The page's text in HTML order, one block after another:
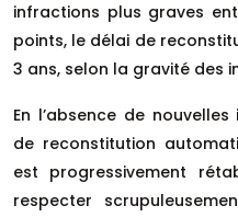
infractions plus graves
points, le délai de
3 ans, selon la gravité des
En l’absence de
de reconstitution
est progressivement
respecter